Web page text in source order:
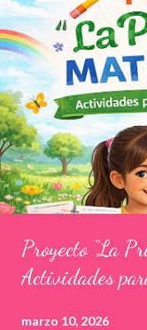
Proyecto “La
Actividades
marzo 10, 2026